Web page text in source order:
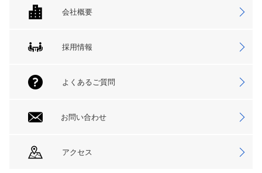
会社概要
採用情報
よくあるご質問
お問い合わせ
アクセス